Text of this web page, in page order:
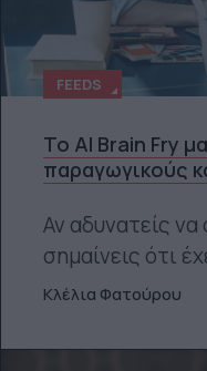
FEEDS
Το AI Brain Fry
παραγωγικούς
Αν αδυνατείς
σημαίνεις ότι
Κλέλια Φατούρου